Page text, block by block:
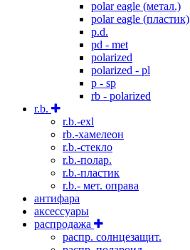
polar eagle (метал.)
polar eagle (пластик)
p.d.
pd - met
polarized
polarized - pl
p - sp
rb - polarized
r.b.
r.b.-exl
rb.-хамелеон
r.b.-стекло
r.b.-полар.
r.b.-пластик
r.b.- мет. оправа
антифара
аксессуары
распродажа
распр. солнцезащит.